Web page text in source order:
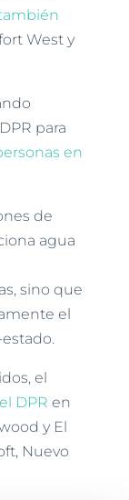
West y
para
en
de
agua
sino que
el
el
DPR en
y El
Nuevo